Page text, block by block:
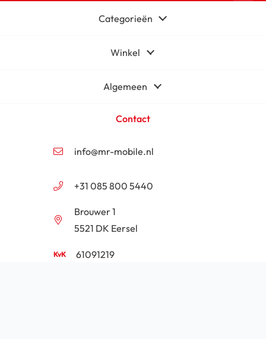
Categorieën
Winkel
Algemeen
Contact
info@mr-mobile.nl
+31 085 800 5440
Brouwer 1
5521 DK Eersel
61091219